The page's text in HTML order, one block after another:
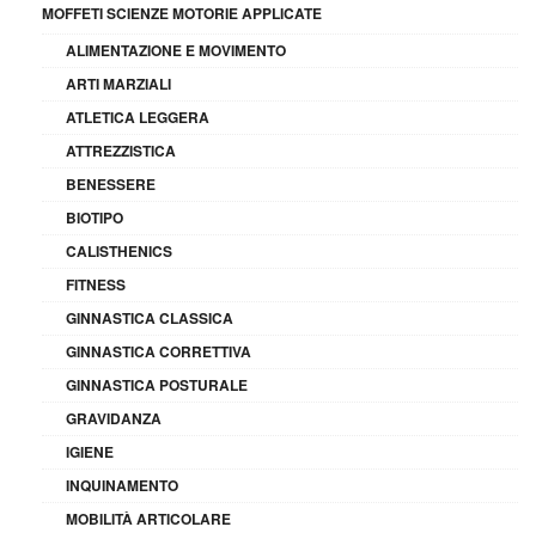
MOFFETI SCIENZE MOTORIE APPLICATE
ALIMENTAZIONE E MOVIMENTO
ARTI MARZIALI
ATLETICA LEGGERA
ATTREZZISTICA
BENESSERE
BIOTIPO
CALISTHENICS
FITNESS
GINNASTICA CLASSICA
GINNASTICA CORRETTIVA
GINNASTICA POSTURALE
GRAVIDANZA
IGIENE
INQUINAMENTO
MOBILITÀ ARTICOLARE